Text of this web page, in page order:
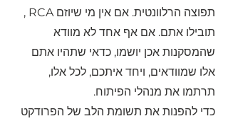
תפוצה הרלוונטית. אם אין מי שיוזם RCA ,
תובילו אתם. אם אף אחד לא מוודא
שהמסקנות אכן יושמו, כדאי שתהיו אתם
אלו שמוודאים, ויחד איתכם, לכל אלו,
תרתמו את מנהלי הפיתוח.
כדי להפנות את תשומת הלב של הפרודקט